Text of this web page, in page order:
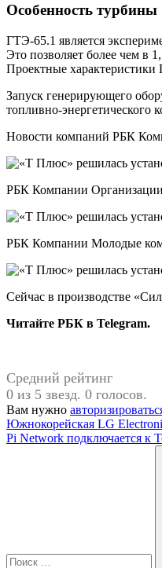
Особенность турбины
ГТЭ-65.1 является
Это позволяет более чем в
Проектные характеристики
Запуск генерирующего
топливно-
Новости компаний РБК
РБК Компании Организации
РБК Компании Молодые
Сейчас в производстве
Читайте РБК в Telegram.
Средний рейтинг
0 из 5 звезд. 0 голосов.
Вам нужно
Навигация
по
Предыдущая
запись:
Южнокорейская LG
Следующая
Pi Network подключается к